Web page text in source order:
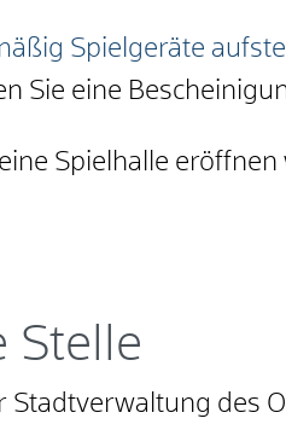
Spielgeräte
Sie eine
Spielhalle
Stelle
Stadtverwaltung des